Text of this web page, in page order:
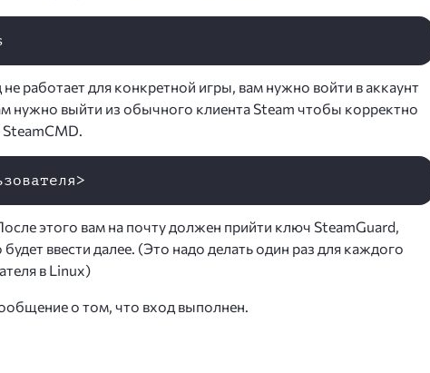
работает для конкретной игры, вам нужно войти в аккаунт
нужно выйти из обычного клиента Steam чтобы корректно
SteamCMD.
этого вам на почту должен прийти ключ SteamGuard,
ввести далее. (Это надо делать один раз для каждого
в Linux)
о том, что вход выполнен.